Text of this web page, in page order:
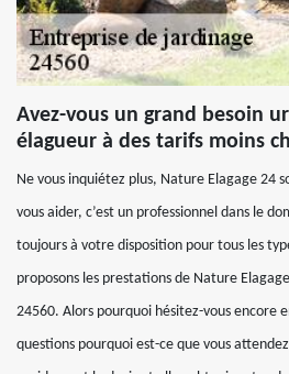
Avez-vous un grand besoin
élagueur à des tarifs moins
Ne vous inquiétez plus, Nature Elagage 24
vous aider, c’est un professionnel dans le
toujours à votre disposition pour tous les
proposons les prestations de Nature
24560. Alors pourquoi hésitez-vous encore
questions pourquoi est-ce que vous